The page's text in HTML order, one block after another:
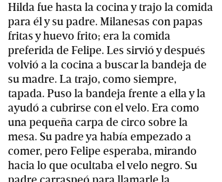
Hilda fue hasta la cocina y trajo la comida
para él y su padre. Milanesas con papas
fritas y huevo frito; era la comida
preferida de Felipe. Les sirvió y después
volvió a la cocina a buscar la bandeja de
su madre. La trajo, como siempre,
tapada. Puso la bandeja frente a ella y la
ayudó a cubrirse con el velo. Era como
una pequeña carpa de circo sobre la
mesa. Su padre ya había empezado a
comer, pero Felipe esperaba, mirando
hacia lo que ocultaba el velo negro. Su